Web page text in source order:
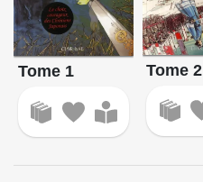
Tome 1 Tome 2